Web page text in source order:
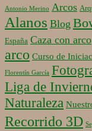
Antonio Merino Arcos
Alanos Blog
España Caza con arco
arco Curso de
Florentín García
Liga de
Naturaleza
Recorrido 3D